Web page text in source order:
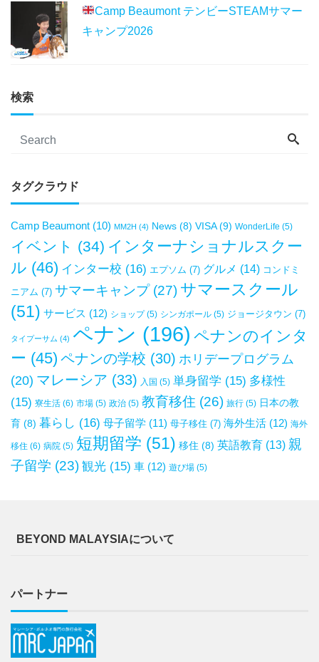
Camp Beaumont テンビーSTEAMサマー
キャンプ2026
検索
タグクラウド
Camp Beaumont (10) MM2H (4) News (8) VISA(9) WonderLife (5)
イベント (34) インターナショナルスクー
ル (46) インター校 (16) エプソム (7) グルメ (14) コンドミ
ニアム (7) サマーキャンプ(27) サマースクール
(51) サービス (12) ショップ(5) シンガポール (5) ジョージタウン (7)
タイプーサム (4) ペナン (196) ペナンのインタ
ー (45) ペナンの学校 (30) ホリデープログラム
(20) マレーシア (33) 入国 (5) 単身留学 (15) 多様性
(15) 寮生活 (6) 市場 (5) 政治 (5) 教育移住 (26) 旅行 (5) 日本の教
育 (8) 暮らし (16) 母子留学 (11) 母子移住 (7) 海外生活 (12) 海外
移住 (6) 病院 (5) 短期留学 (51) 移住 (8) 英語教育 (13) 親
子留学 (23) 観光 (15) 車 (12) 遊び場 (5)
BEYOND MALAYSIAについて
パートナー